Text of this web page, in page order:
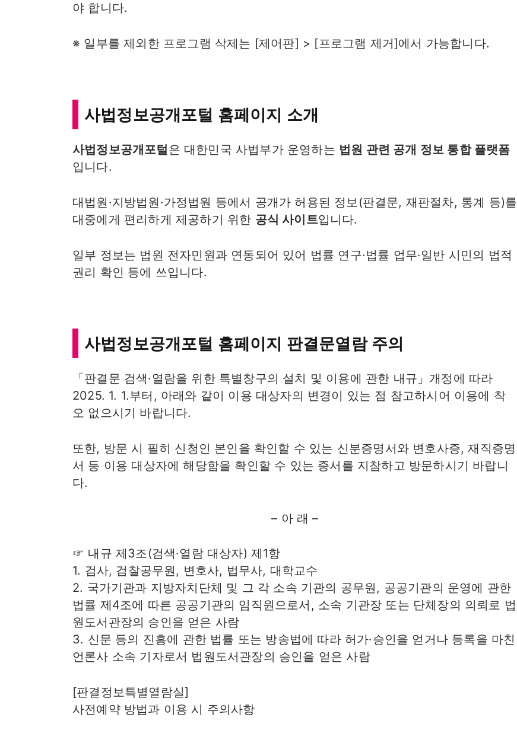
야 합니다.
※ 일부를 제외한 프로그램 삭제는 [제어판] > [프로그램 제거]에서 가능합니다.
사법정보공개포털 홈페이지 소개
사법정보공개포털은 대한민국 사법부가 운영하는 법원 관련 공개 정보 통합 플랫폼
입니다.
대법원·지방법원·가정법원 등에서 공개가 허용된 정보(판결문, 재판절차, 통계 등)를
대중에게 편리하게 제공하기 위한 공식 사이트입니다.
일부 정보는 법원 전자민원과 연동되어 있어 법률 연구·법률 업무·일반 시민의 법적
권리 확인 등에 쓰입니다.
사법정보공개포털 홈페이지 판결문열람 주의
「판결문 검색·열람을 위한 특별창구의 설치 및 이용에 관한 내규」개정에 따라
2025. 1. 1.부터, 아래와 같이 이용 대상자의 변경이 있는 점 참고하시어 이용에 착
오 없으시기 바랍니다.
또한, 방문 시 필히 신청인 본인을 확인할 수 있는 신분증명서와 변호사증, 재직증명
서 등 이용 대상자에 해당함을 확인할 수 있는 증서를 지참하고 방문하시기 바랍니
다.
– 아 래 –
☞ 내규 제3조(검색·열람 대상자) 제1항
1. 검사, 검찰공무원, 변호사, 법무사, 대학교수
2. 국가기관과 지방자치단체 및 그 각 소속 기관의 공무원, 공공기관의 운영에 관한
법률 제4조에 따른 공공기관의 임직원으로서, 소속 기관장 또는 단체장의 의뢰로 법
원도서관장의 승인을 얻은 사람
3. 신문 등의 진흥에 관한 법률 또는 방송법에 따라 허가·승인을 얻거나 등록을 마친
언론사 소속 기자로서 법원도서관장의 승인을 얻은 사람
[판결정보특별열람실]
사전예약 방법과 이용 시 주의사항